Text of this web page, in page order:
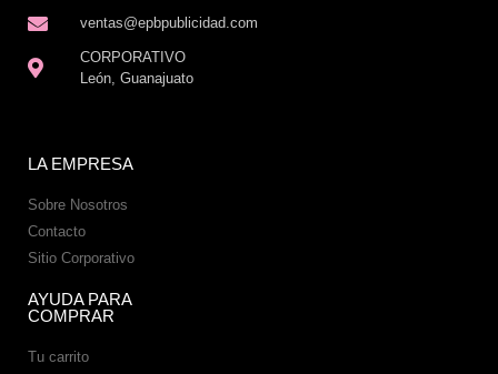
ventas@epbpublicidad.com
CORPORATIVO
León, Guanajuato
LA EMPRESA
Sobre Nosotros
Contacto
Sitio Corporativo
AYUDA PARA
COMPRAR
Tu carrito